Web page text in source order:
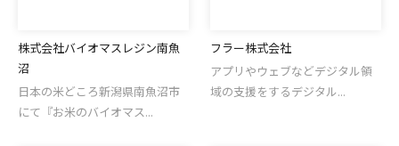
株式会社バイオマスレジン南魚
沼
日本の米どころ新潟県南魚沼市
にて『お米のバイオマス...
フラー株式会社
アプリやウェブなどデジタル領
域の支援をするデジタル...